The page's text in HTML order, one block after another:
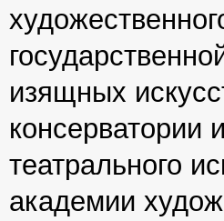
изящных
консерватории
театрального
академии